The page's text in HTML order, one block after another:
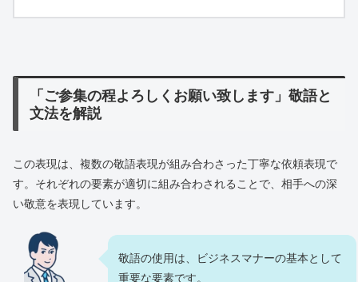
「ご参集の程よろしくお願い致します」敬語と
文法を解説
この表現は、複数の敬語表現が組み合わさった丁寧な依頼表現で
す。それぞれの要素が適切に組み合わされることで、相手への深
い敬意を表現しています。
敬語の使用は、ビジネスマナーの基本として
重要な要素です。